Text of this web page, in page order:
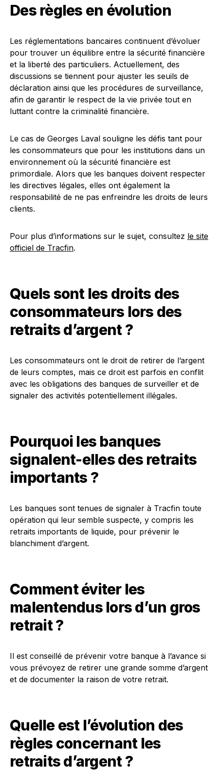
Des règles en évolution
Les réglementations bancaires continuent d’évoluer
pour trouver un équilibre entre la sécurité financière
et la liberté des particuliers. Actuellement, des
discussions se tiennent pour ajuster les seuils de
déclaration ainsi que les procédures de surveillance,
afin de garantir le respect de la vie privée tout en
luttant contre la criminalité financière.
Le cas de Georges Laval souligne les défis tant pour
les consommateurs que pour les institutions dans un
environnement où la sécurité financière est
primordiale. Alors que les banques doivent respecter
les directives légales, elles ont également la
responsabilité de ne pas enfreindre les droits de leurs
clients.
Pour plus d’informations sur le sujet, consultez le site
officiel de Tracfin.
Quels sont les droits des
consommateurs lors des
retraits d’argent ?
Les consommateurs ont le droit de retirer de l’argent
de leurs comptes, mais ce droit est parfois en conflit
avec les obligations des banques de surveiller et de
signaler des activités potentiellement illégales.
Pourquoi les banques
signalent-elles des retraits
importants ?
Les banques sont tenues de signaler à Tracfin toute
opération qui leur semble suspecte, y compris les
retraits importants de liquide, pour prévenir le
blanchiment d’argent.
Comment éviter les
malentendus lors d’un gros
retrait ?
Il est conseillé de prévenir votre banque à l’avance si
vous prévoyez de retirer une grande somme d’argent
et de documenter la raison de votre retrait.
Quelle est l’évolution des
règles concernant les
retraits d’argent ?